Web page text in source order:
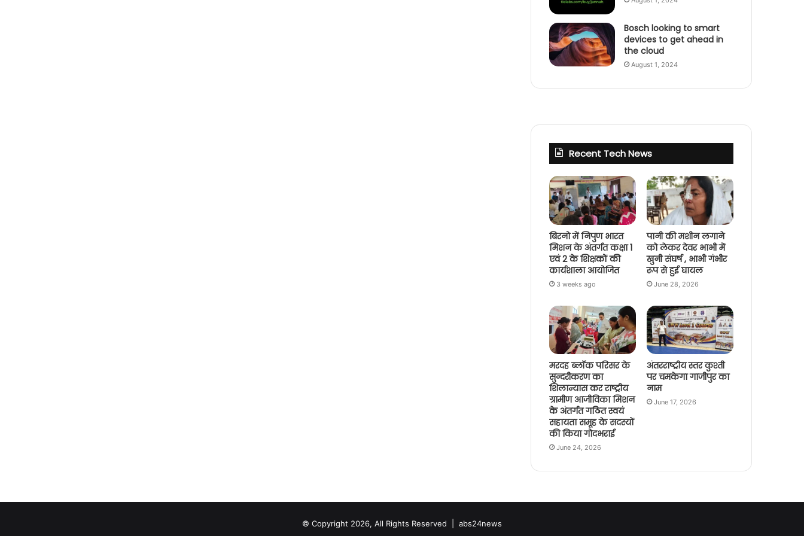
Bosch looking to smart
devices to get ahead in
the cloud
August 1, 2024
Recent Tech News
बिरनो में निपुण भारत
मिशन के अंतर्गत कक्षा 1
एवं 2 के शिक्षकों की
कार्यशाला आयोजित
3 weeks ago
पानी की मशीन लगाने
को लेकर देवर भाभी में
खुनी संघर्ष , भाभी गंभीर
रूप से हुई घायल
June 28, 2026
मरदह ब्लॉक परिसर के
सुन्दरीकरण का
शिलान्यास कर राष्ट्रीय
ग्रामीण आजीविका मिशन
के अंतर्गत गठित स्वयं
सहायता समूह के सदस्यों
की किया गोदभराई
June 24, 2026
अंतरराष्ट्रीय स्तर कुश्ती
पर चमकेगा गाजीपुर का
नाम
June 17, 2026
© Copyright 2026, All Rights Reserved | abs24news